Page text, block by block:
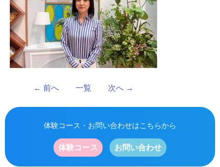
← 前へ 一覧 次へ →
体験コース・お問い合わせはこちらから
体験コース お問い合わせ